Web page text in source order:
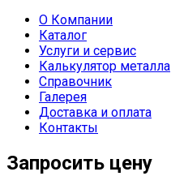
О Компании
Каталог
Услуги и сервис
Калькулятор металла
Справочник
Галерея
Доставка и оплата
Контакты
Запросить цену